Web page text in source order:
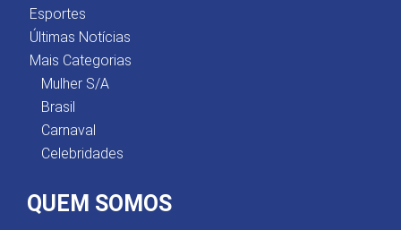
Esportes
Últimas Notícias
Mais Categorias
Mulher S/A
Brasil
Carnaval
Celebridades
QUEM SOMOS